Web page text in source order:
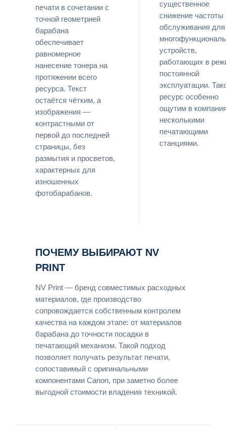
печати в сочетании с
точной геометрией
барабана
обеспечивает
равномерное
нанесение тонера на
протяжении всего
ресурса. Текст
остаётся чётким, а
изображения —
контрастными от
первой до последней
страницы, без
размытия и просветов,
характерных для
изношенных
фотобарабанов.
существенное
снижение частоты
обслуживания для
устройств,
работающих в
постоянной
эксплуатации.
ресурс особенно
ощутим в
несколькими
печатающими
станциями.
ПОЧЕМУ ВЫБИРАЮТ NV
PRINT
NV Print — бренд совместимых расходных
материалов, где производство
сопровождается собственным контролем
качества на каждом этапе: от материалов
барабана до точности посадки в
печатающий механизм. Такой подход
позволяет получать результат печати,
сопоставимый с оригинальными
компонентами Canon, при заметно более
выгодной стоимости владения техникой.